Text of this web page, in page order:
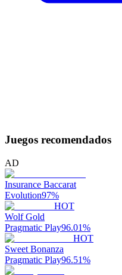
Juegos recomendados
AD
Insurance Baccarat
Evolution97%
HOT
Wolf Gold
Pragmatic Play96.01%
HOT
Sweet Bonanza
Pragmatic Play96.51%